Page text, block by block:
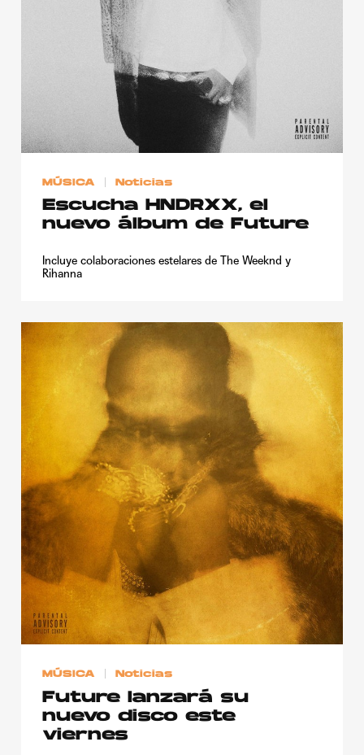
MÚSICA Noticias
Escucha HNDRXX, el
nuevo álbum de Future
Incluye colaboraciones estelares de The Weeknd y
Rihanna
MÚSICA Noticias
Future lanzará su
nuevo disco este
viernes